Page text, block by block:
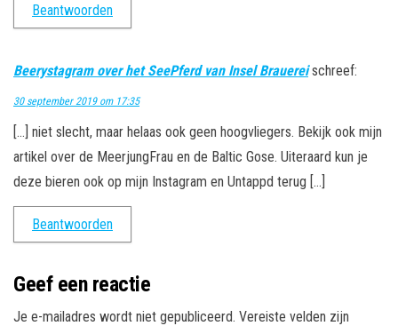
Beantwoorden
Beerystagram over het SeePferd van Insel Brauerei schreef:
30 september 2019 om 17:35
[…] niet slecht, maar helaas ook geen hoogvliegers. Bekijk ook mijn
artikel over de MeerjungFrau en de Baltic Gose. Uiteraard kun je
deze bieren ook op mijn Instagram en Untappd terug […]
Beantwoorden
Geef een reactie
Je e-mailadres wordt niet gepubliceerd. Vereiste velden zijn